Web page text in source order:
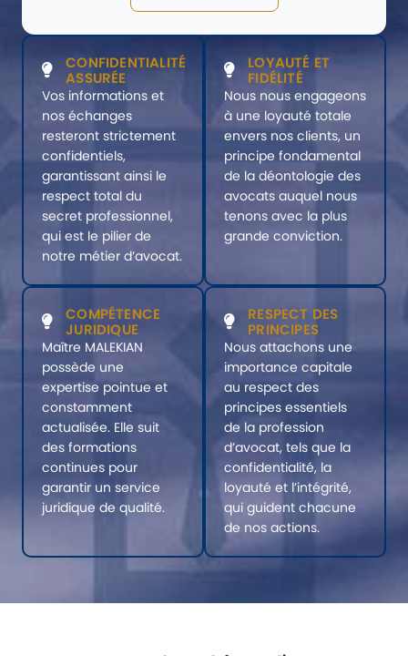
CONFIDENTIALITÉ
ASSURÉE
Vos informations et
nos échanges
resteront strictement
confidentiels,
garantissant ainsi le
respect total du
secret professionnel,
qui est le pilier de
notre métier d’avocat.
LOYAUTÉ ET
FIDÉLITÉ
Nous nous engageons
à une loyauté totale
envers nos clients, un
principe fondamental
de la déontologie des
avocats auquel nous
tenons avec la plus
grande conviction.
COMPÉTENCE
JURIDIQUE
Maître MALEKIAN
possède une
expertise pointue et
constamment
actualisée. Elle suit
des formations
continues pour
garantir un service
juridique de qualité.
RESPECT DES
PRINCIPES
Nous attachons une
importance capitale
au respect des
principes essentiels
de la profession
d’avocat, tels que la
confidentialité, la
loyauté et l’intégrité,
qui guident chacune
de nos actions.